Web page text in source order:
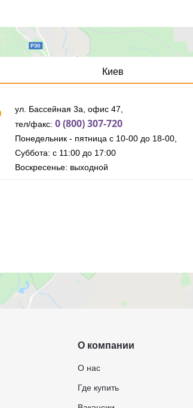
Киев
ул. Бассейная 3а, офис 47,
тел/факс: 0 (800) 307-720
Понедельник - пятница с 10-00 до 18-00,
Суббота: с 11:00 до 17:00
Воскресенье: выходной
О компании
О нас
Где купить